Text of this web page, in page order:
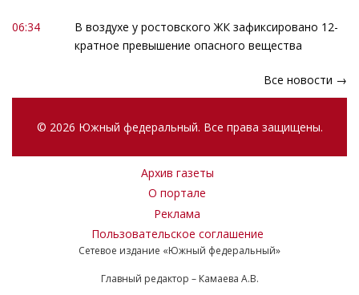
06:34
В воздухе у ростовского ЖК зафиксировано 12-
кратное превышение опасного вещества
Все новости →
© 2026 Южный федеральный. Все права защищены.
Архив газеты
О портале
Реклама
Пользовательское соглашение
Сетевое издание «Южный федеральный»
Главный редактор – Камаева А.В.